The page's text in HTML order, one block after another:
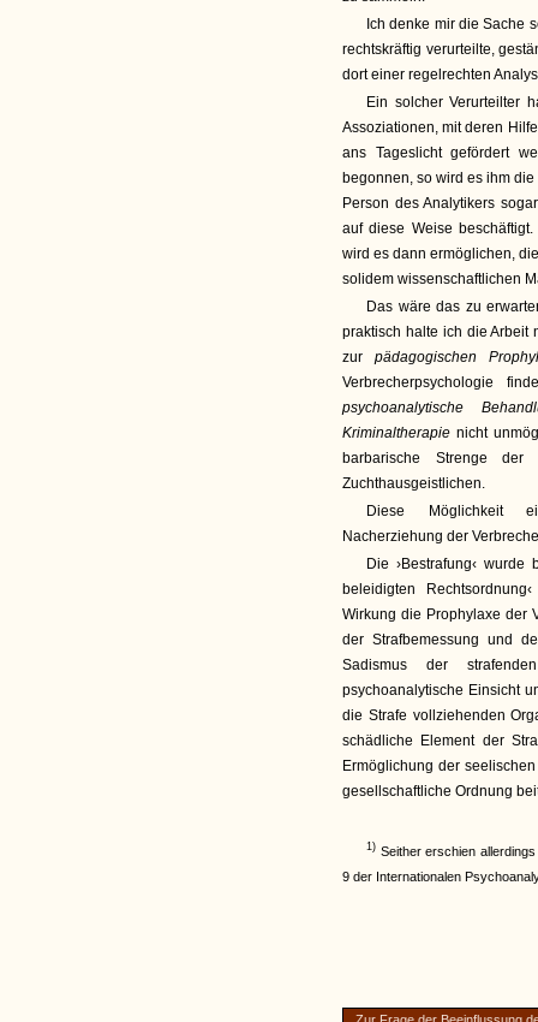
Ich denke mir die Sache
rechtskräftig verurteilte,
dort einer regelrechten
Ein solcher Verurteilter
Assoziationen, mit deren
ans Tageslicht gefördert
begonnen, so wird es ihm
Person des Analytikers
auf diese Weise
wird es dann ermöglichen,
solidem wissenschaftlichen
Das wäre das zu
praktisch halte ich die Arbeit
zurpädagogischen
Verbrecherpsychologie
psychoanalytische
Kriminaltherapie nicht
barbarische Strenge der
Zuchthausgeistlichen.
Diese Möglichkeit
Nacherziehung der
Die ›Bestrafung‹
beleidigten
Wirkung die Prophylaxe der
der Strafbemessung und
Sadismus der
psychoanalytische Einsicht
die Strafe vollziehenden
schädliche Element der
Ermöglichung der
gesellschaftliche Ordnung
1) Seither erschien
9 der Internationalen